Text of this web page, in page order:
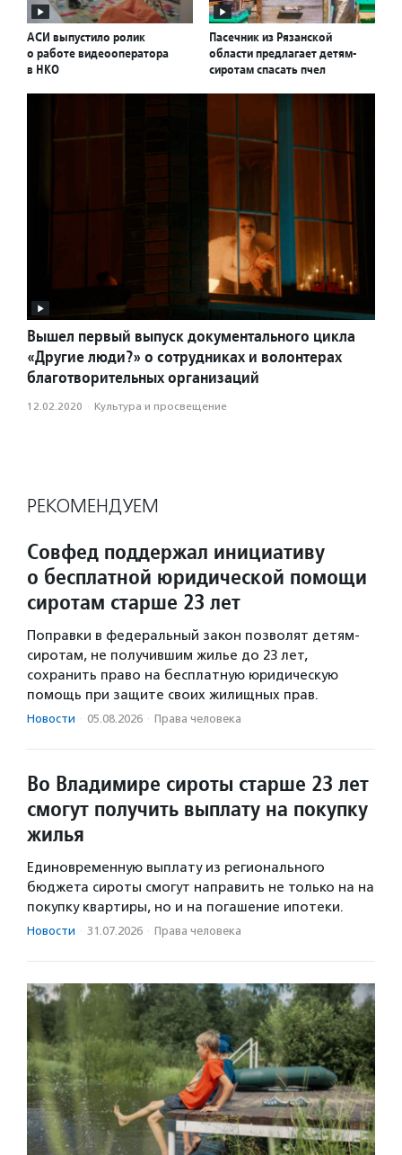
АСИ выпустило ролик
о работе видеооператора
в НКО
Пасечник из Рязанской
области предлагает детям-
сиротам спасать пчел
Вышел первый выпуск документального цикла
«Другие люди?» о сотрудниках и волонтерах
благотворительных организаций
12.02.2020 · Культура и просвещение
РЕКОМЕНДУЕМ
Совфед поддержал инициативу
о бесплатной юридической помощи
сиротам старше 23 лет
Поправки в федеральный закон позволят детям-
сиротам, не получившим жилье до 23 лет,
сохранить право на бесплатную юридическую
помощь при защите своих жилищных прав.
Новости · 05.08.2026 · Права человека
Во Владимире сироты старше 23 лет
смогут получить выплату на покупку
жилья
Единовременную выплату из регионального
бюджета сироты смогут направить не только на на
покупку квартиры, но и на погашение ипотеки.
Новости · 31.07.2026 · Права человека